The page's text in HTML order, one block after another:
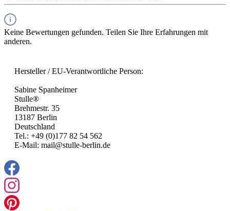
Keine Bewertungen gefunden. Teilen Sie Ihre Erfahrungen mit
anderen.
Hersteller / EU-Verantwortliche Person:
Sabine Spanheimer
Stulle®
Brehmestr. 35
13187 Berlin
Deutschland
Tel.: +49 (0)177 82 54 562
E-Mail: mail@stulle-berlin.de